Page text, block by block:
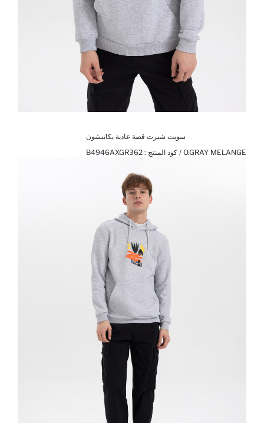
سويت شيرت قصة عادية بكابيشون
O.GRAY MELANGE / كود المنتج :
B4946AXGR362